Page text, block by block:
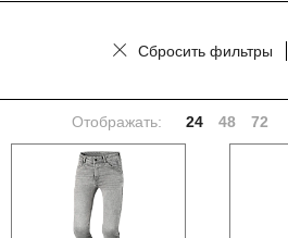
Сбросить фильтры
Отображать: 24 48 72